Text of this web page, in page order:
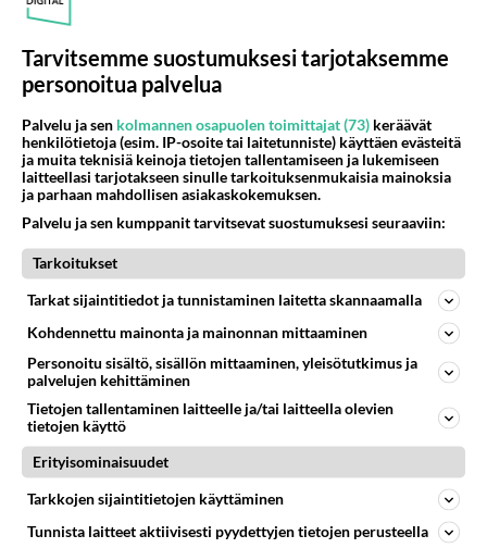
KÄRSÄMÄKI Vastattu 17pv
Kärsämäen Lestadio uskonto
Ei hyväksy miehille partaa, miksi?...
03.08.2025 20:38 11 484
Ei vastauksia
Mainosposti
Jaetaankohan Kärsämäelle enää mainoksia? Meille ei
ainakaan ole jaettu pariin viikkoon Halpahalli,
Tokmanni, Veikon kone...
19.07.2026 15:50
KÄRSÄMÄKI
Silmät auki huomenna. Jono Ferrareita ohittaa
Kärsämäen.
Vähintään 18 Ferraria pyyhkii toistamiseen Kärsämäen
Tarvitsemme suostumuksesi tarjotaksemme
personoitua palvelua
Palvelu ja sen kolmannen osapuolen toimittajat (73) keräävät
henkilötietoja (esim. IP-osoite tai laitetunniste) käyttäen evästeitä
ja muita teknisiä keinoja tietojen tallentamiseen ja lukemiseen
laitteellasi tarjotakseen sinulle tarkoituksenmukaisia mainoksia
ja parhaan mahdollisen asiakaskokemuksen.
Palvelu ja sen kumppanit tarvitsevat suostumuksesi seuraaviin:
Tarkoitukset
Tarkat sijaintitiedot ja tunnistaminen laitetta skannaamalla
Kohdennettu mainonta ja mainonnan mittaaminen
Personoitu sisältö, sisällön mittaaminen, yleisötutkimus ja
palvelujen kehittäminen
Tietojen tallentaminen laitteelle ja/tai laitteella olevien
tietojen käyttö
Erityisominaisuudet
Tarkkojen sijaintitietojen käyttäminen
Tunnista laitteet aktiivisesti pyydettyjen tietojen perusteella